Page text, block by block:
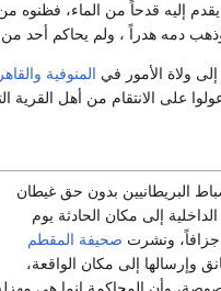
إليه قدحاً من الماء، فظنوه
دمه هدراً ، ولم يحاكم أحد
ولاة الأمور في المنوفية
الانتقام من أهل القرية
البريطانيين بدون حق غيطان
إلى مكان الحادثة يوم
جزافاً، ونشرت صحيفة المقطم
المشانق وإرسالها إلى مكان الواقعة،
وأن المحاكمة إنما هي